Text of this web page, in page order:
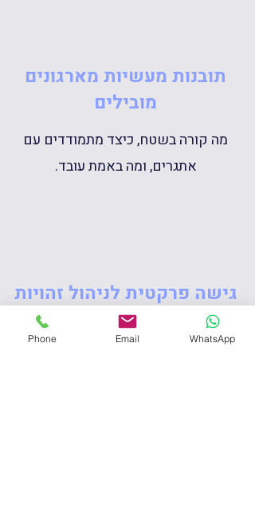
תובנות מעשיות מארגונים
מובילים
מה קורה בשטח, כיצד מתמודדים עם
אתגרים, ומה באמת עובד.
גישה פרקטית לניהול זהויות
והסכמות
Phone Email WhatsApp